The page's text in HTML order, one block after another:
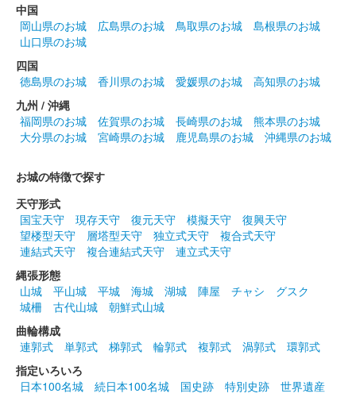
八幡山城 記念御朱印 令和5年度版 パンジー
八幡山城 記念御朱印 令和5年度版 シクラメン
令和5年度花シリーズ。
八幡山城 記念御朱印
令和5年度花シリーズ。
八幡山城 記念御朱印 令和5年度版 ひまわり
八幡山城 記念御朱印 ひまわり
中国
岡山県のお城
広島県のお城 鳥取県のお城
島根県のお城
山口県のお城
四国
徳島県のお城
香川県のお城 愛媛県のお城
高知県のお城
九州 / 沖縄
福岡県のお城
佐賀県のお城 長崎県のお城
熊本県のお城
大分県のお城
宮崎県のお城 鹿児島県のお城 沖縄県のお城
お城の特徴で探す
天守形式
国宝天守
現存天守 復元天守 模擬天守
復興天守
望楼型天守
層塔型天守 独立式天守
複合式天守
連結式天守
複合連結式天守
連立式天守
縄張形態
山城
平山城 平城 海城 湖城 陣屋 チャシ
グスク
城柵
古代山城
朝鮮式山城
曲輪構成
連郭式
単郭式 梯郭式 輪郭式 複郭式 渦郭式
環郭式
指定いろいろ
日本100名城
続日本100名城 国史跡 特別史跡 世界遺産